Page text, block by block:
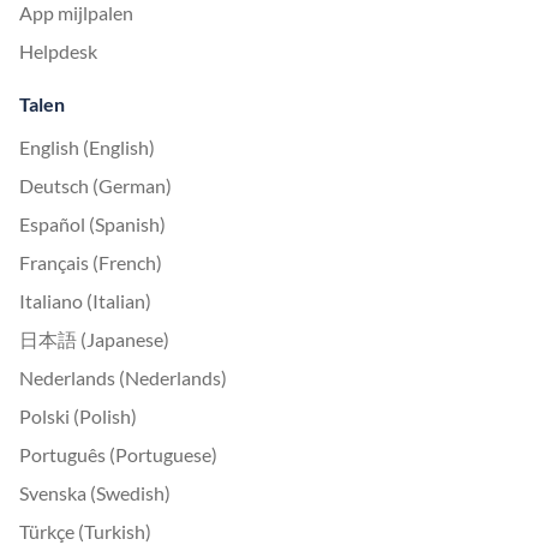
App mijlpalen
Helpdesk
Talen
English (English)
Deutsch (German)
Español (Spanish)
Français (French)
Italiano (Italian)
日本語 (Japanese)
Nederlands (Nederlands)
Polski (Polish)
Português (Portuguese)
Svenska (Swedish)
Türkçe (Turkish)